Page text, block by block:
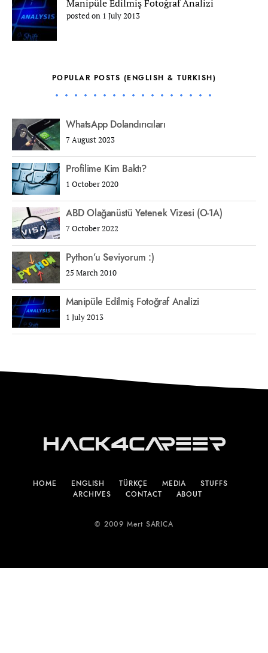
Manipüle Edilmiş Fotoğraf Analizi
posted on 1 July 2013
POPULAR POSTS (ENGLISH & TURKISH)
WhatsApp Dolandırıcıları
7 August 2023
Profilime Kim Baktı?
1 October 2020
ABD Olağanüstü Yetenek Vizesi (O-1A)
7 October 2022
Python’u Seviyorum :)
25 March 2010
Manipüle Edilmiş Fotoğraf Analizi
1 July 2013
Hack4Career
HOME ENGLISH TÜRKÇE MEDIA
STUFFS
ARCHIVES
CONTACT ABOUT
© 2009 Mert SARICA